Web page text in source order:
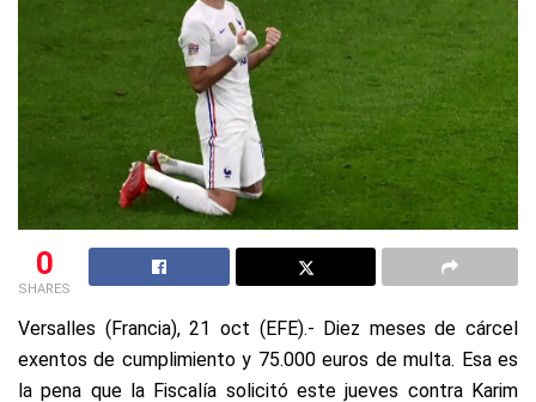
0
SHARES
Versalles (Francia), 21 oct (EFE).- Diez meses de cárcel
exentos de cumplimiento y 75.000 euros de multa. Esa es
la pena que la Fiscalía solicitó este jueves contra Karim